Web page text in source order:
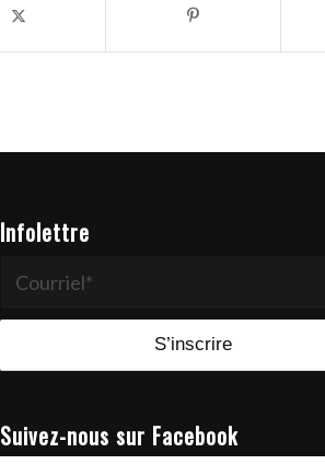
Infolettre
Suivez-nous sur Facebook